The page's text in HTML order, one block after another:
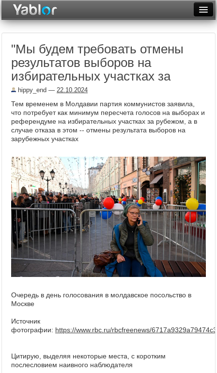
Неделя
Месяц
Архив
Фототоп
"Мы будем требовать отмены
результатов выборов на
избирательных участках за
hippy_end — 22.10.2024
Тем временем в Молдавии партия коммунистов заявила,
что потребует как минимум пересчета голосов на выборах и
референдуме на избирательных участках за рубежом, а в
случае отказа в этом -- отмены результата выборов на
зарубежных участках
Очередь в день голосования в молдавское посольство в
Москве
Источник
фотографии: https://www.rbc.ru/rbcfreenews/
Цитирую, выделяя некоторые места, с коротким
послесловием наивного наблюдателя